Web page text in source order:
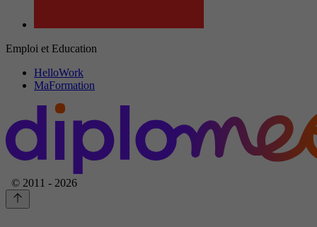
Emploi et Education
HelloWork
MaFormation
© 2011 - 2026